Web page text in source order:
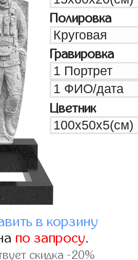
Полировка
Гравировка
Цветник
в корзину
по запросу.
скидка -20%